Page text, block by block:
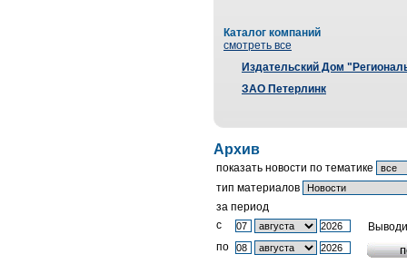
Каталог компаний
смотреть все
Издательский Дом
ЗАО Петерлинк
Архив
показать новости по тематике
тип материалов
за период
c
по